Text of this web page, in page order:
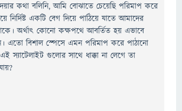
কথা বলিনি, আমি বোঝাতে চেয়েছি পরিমাপ করে
নির্দিষ্ট একটি বেগ দিয়ে পাঠিয়ে যাতে আমাদের
অর্থাৎ কোনো কক্ষপথে আবর্তিত হয় এভাবে
এতো বিশাল স্পেসে এমন পরিমাপ করে পাঠানো
স্যাটেলাইট গুলোর সাথে ধাক্কা না লেগে তা